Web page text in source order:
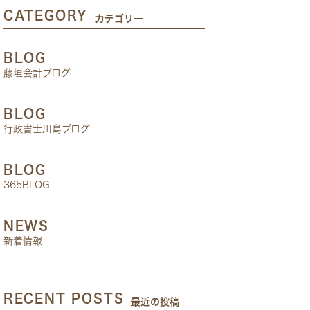
CATEGORY カテゴリー
BLOG
藤垣会計ブログ
BLOG
行政書士川島ブログ
BLOG
365BLOG
NEWS
新着情報
RECENT POSTS 最近の投稿